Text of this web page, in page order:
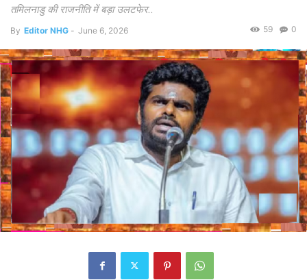
तमिलनाडु की राजनीति में बड़ा उलटफेर..
By Editor NHG - June 6, 2026 0
59